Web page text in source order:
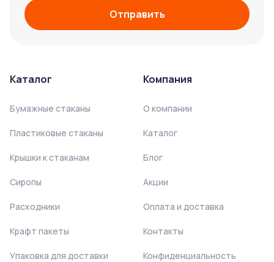
Отправить
Каталог
Бумажные стаканы
Пластиковые стаканы
Крышки к стаканам
Сиропы
Расходники
Крафт пакеты
Упаковка для доставки
Компания
О компании
Каталог
Блог
Акции
Оплата и доставка
Контакты
Конфиденциальность